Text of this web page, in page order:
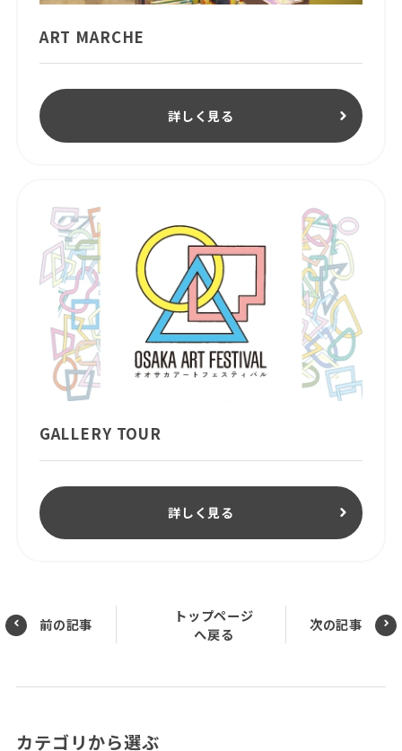
ART MARCHE
詳しく見る
GALLERY TOUR
詳しく見る
前の記事
トップページ
へ戻る
次の記事
カテゴリから選ぶ